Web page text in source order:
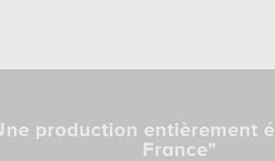
production entièrement
France"